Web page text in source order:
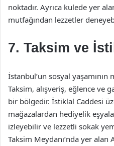
noktadır. Ayrıca kulede yer
mutfağından lezzetler
7. Taksim ve
İstanbul’un sosyal
Taksim, alışveriş, eğlence ve
bir bölgedir. İstiklal Caddesi
mağazalardan hediyelik
izleyebilir ve lezzetli sokak
Taksim Meydanı’nda yer alan